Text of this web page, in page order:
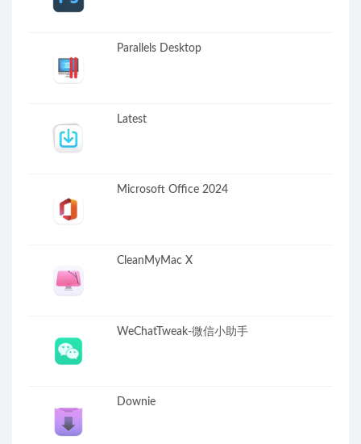
Parallels Desktop
Latest
Microsoft Office 2024
CleanMyMac X
WeChatTweak-微信小助手
Downie